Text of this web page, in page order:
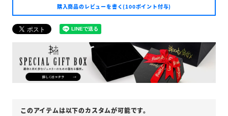
購入商品のレビューを書く(100ポイント付与)